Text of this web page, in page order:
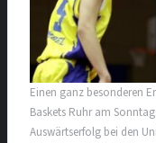
Einen ganz besonderen
Baskets Ruhr am
Auswärtserfolg bei den